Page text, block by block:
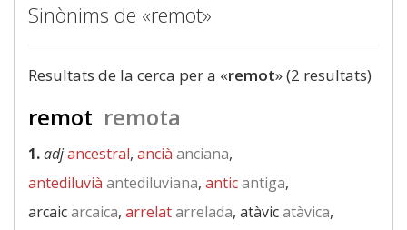
Sinònims de «remot»
Resultats de la cerca per a «remot» (2 resultats)
remot remota
1.adjancestral, ancià anciana,
antediluvià antediluviana, anticantiga,
arcaicarcaica, arrelatarrelada, atàvicatàvica,